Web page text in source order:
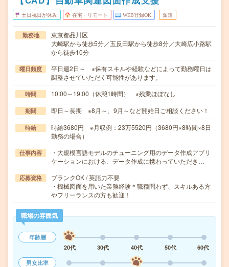
土日祝日が休み 在宅・リモート WEB登録OK 派遣
勤務地
東京都品川区
大崎駅から徒歩5分／五反田駅から徒歩8分／大崎広小路駅
から徒歩10分
曜日頻度
平日週2日～ ※保有スキルや経験などによって勤務曜日は
調整させていただく可能性があります。
時間 10:00～19:00（休憩1時間） ※残業ほぼなし
期間 即日～長期 ※8月～、9月～など開始日ご相談ください！
時給
時給3680円 ※月収例：23万5520円（3680円×8時間×8日
勤務の場合）
仕事内容
・大規模言語モデルのチューニング用のデータ作成アプリ
ケーションにおける、データ作成に携わっていただき…
応募資格
ブランクOK / 英語力不要
・機械図面を用いた業務経験＊職種問わず、スキルある方
やフリーランスの方も歓迎！
職場の雰囲気
年齢層
20代
30代 40代 50代
60代
男女比率